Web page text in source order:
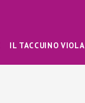
IL TACCUINO VIOLA